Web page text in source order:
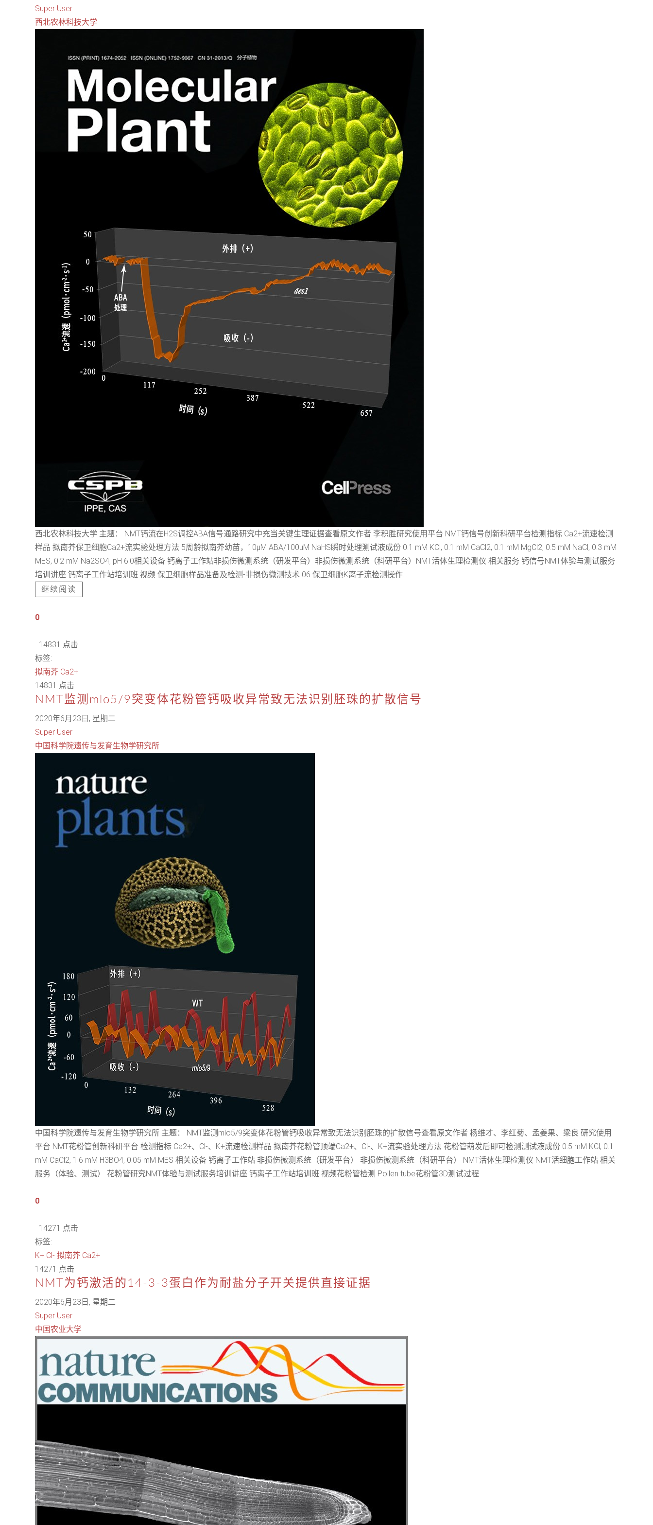
Super User
西北农林科技大学
西北农林科技大学 主题： NMT钙流在H2S调控ABA信号通路研究中充当关键生理证据查看原文作者 李积胜研究使用平台 NMT钙信号创新科研平台检测指标 Ca2+流速检测
样品 拟南芥保卫细胞Ca2+流实验处理方法 5周龄拟南芥幼苗，10μM ABA/100μM NaHS瞬时处理测试液成份 0.1 mM KCl, 0.1 mM CaCl2, 0.1 mM MgCl2, 0.5 mM NaCl, 0.3 mM
MES, 0.2 mM Na2SO4, pH 6.0相关设备 钙离子工作站非损伤微测系统（研发平台）非损伤微测系统（科研平台）NMT活体生理检测仪 相关服务 钙信号NMT体验与测试服务
培训讲座 钙离子工作站培训班 视频 保卫细胞样品准备及检测-非损伤微测技术 06 保卫细胞K离子流检测操作...
继续阅读
0
14831 点击
标签:
拟南芥 Ca2+
14831 点击
NMT监测mlo5/9突变体花粉管钙吸收异常致无法识别胚珠的扩散信号
2020年6月23日, 星期二
Super User
中国科学院遗传与发育生物学研究所
中国科学院遗传与发育生物学研究所 主题： NMT监测mlo5/9突变体花粉管钙吸收异常致无法识别胚珠的扩散信号查看原文作者 杨维才、李红菊、孟姜果、梁良 研究使用
平台 NMT花粉管创新科研平台 检测指标 Ca2+、Cl-、K+流速检测样品 拟南芥花粉管顶端Ca2+、Cl-、K+流实验处理方法 花粉管萌发后即可检测测试液成份 0.5 mM KCl, 0.1
mM CaCl2, 1.6 mM H3BO4, 0.05 mM MES 相关设备 钙离子工作站 非损伤微测系统（研发平台） 非损伤微测系统（科研平台） NMT活体生理检测仪 NMT活细胞工作站 相关
服务（体验、测试） 花粉管研究NMT体验与测试服务培训讲座 钙离子工作站培训班 视频花粉管检测 Pollen tube花粉管3D测试过程
0
14271 点击
标签:
K+ Cl- 拟南芥 Ca2+
14271 点击
NMT为钙激活的14-3-3蛋白作为耐盐分子开关提供直接证据
2020年6月23日, 星期二
Super User
中国农业大学